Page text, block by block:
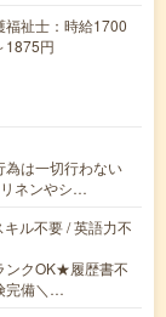
祉士：時給1700
1875円
為は一切行わない
ネンやシ…
ル不要 / 英語力不
ンクOK★履歴書不
完備＼…